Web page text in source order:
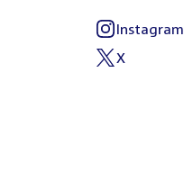
External
link:
Instagram
External
X